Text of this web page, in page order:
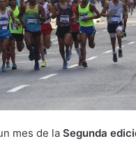
mes de la Segunda